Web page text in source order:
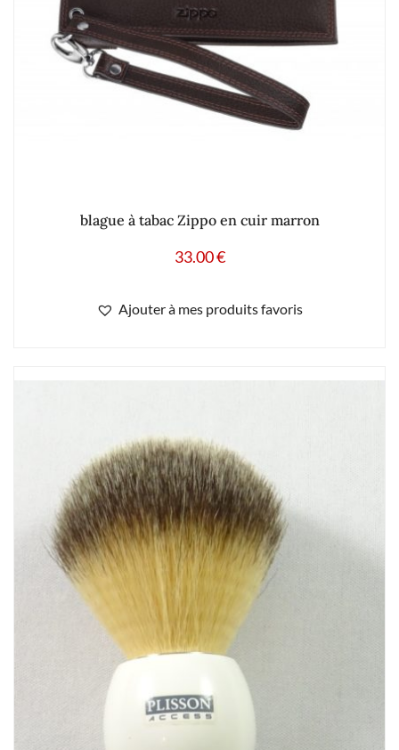
blague à tabac Zippo en cuir marron
33.00€
Ajouter à mes produits favoris